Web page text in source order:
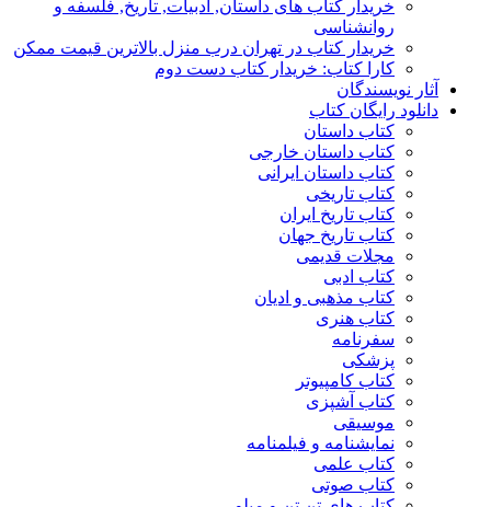
خریدار کتاب های داستان, ادبیات, تاریخ, فلسفه و
روانشناسی
خریدار کتاب در تهران درب منزل بالاترین قیمت ممکن
کارا کتاب: خریدار کتاب دست دوم
آثار نویسندگان
دانلود رایگان کتاب
کتاب داستان
کتاب داستان خارجی
کتاب داستان ایرانی
کتاب تاریخی
کتاب تاریخ ایران
کتاب تاریخ جهان
مجلات قدیمی
کتاب ادبی
کتاب مذهبی و ادیان
کتاب هنری
سفرنامه
پزشکی
کتاب کامپیوتر
کتاب آشپزی
موسیقی
نمایشنامه و فیلمنامه
کتاب علمی
کتاب صوتی